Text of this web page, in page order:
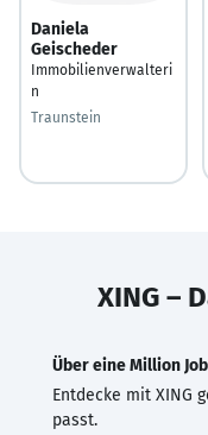
Daniela
Geischeder
Immobilienverwalteri
n
Traunstein
XING –
Über eine Million
Entdecke mit XING
passt.